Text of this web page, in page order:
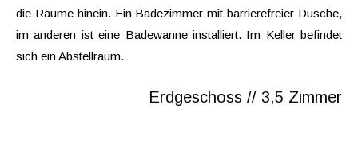
die Räume hinein. Ein Badezimmer mit barrierefreier Dusche,
im anderen ist eine Badewanne installiert. Im Keller befindet
sich ein Abstellraum.
Erdgeschoss // 3,5 Zimmer